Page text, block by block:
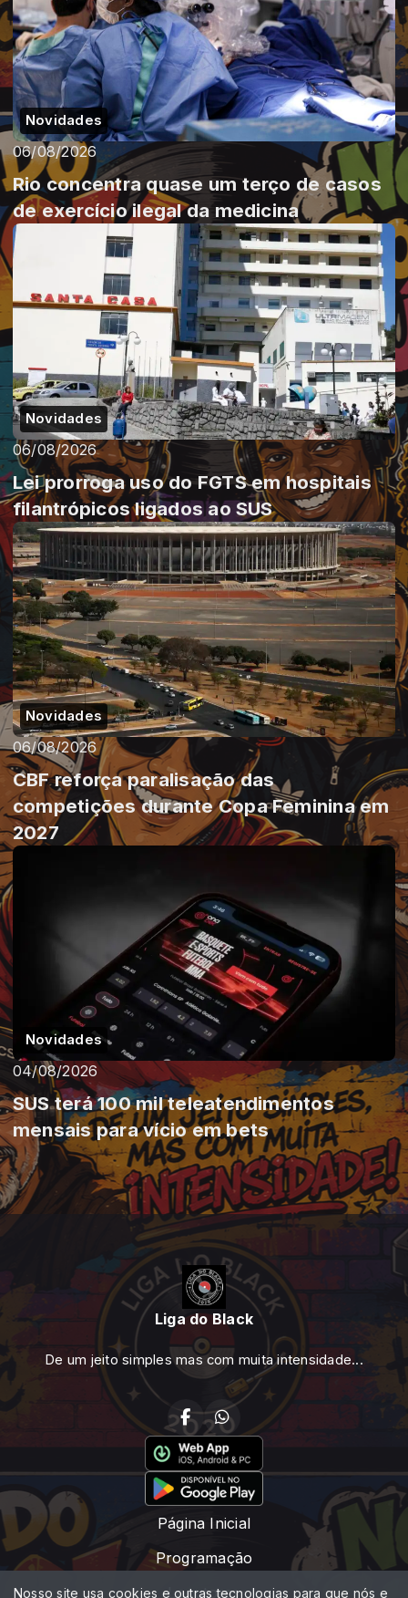
Novidades
06/08/2026
Rio concentra quase um terço de casos
de exercício ilegal da medicina
Novidades
06/08/2026
Lei prorroga uso do FGTS em hospitais
filantrópicos ligados ao SUS
Novidades
06/08/2026
CBF reforça paralisação das
competições durante Copa Feminina em
2027
Novidades
04/08/2026
SUS terá 100 mil teleatendimentos
mensais para vício em bets
Liga do Black
De um jeito simples mas com muita intensidade...
Página Inicial
Programação
Locutores
Nosso site usa cookies e outras tecnologias para que nós e